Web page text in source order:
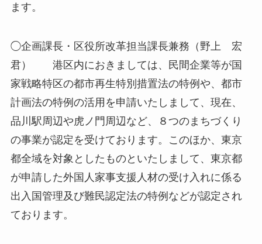
ます。
◯企画課長・区役所改革担当課長兼務（野上 宏
君） 港区内におきましては、民間企業等が国
家戦略特区の都市再生特別措置法の特例や、都市
計画法の特例の活用を申請いたしまして、現在、
品川駅周辺や虎ノ門周辺など、８つのまちづくり
の事業が認定を受けております。このほか、東京
都全域を対象としたものといたしまして、東京都
が申請した外国人家事支援人材の受け入れに係る
出入国管理及び難民認定法の特例などが認定され
ております。